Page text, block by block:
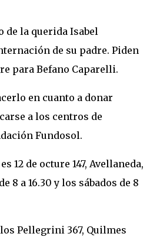
de la querida Isabel
de su padre. Piden
para Befano Caparelli.
en cuanto a donar
a los centros de
Fundosol.
12 de octure 147, Avellaneda,
8 a 16.30 y los sábados de 8
Pellegrini 367, Quilmes